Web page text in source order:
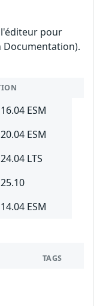
pour
ESM
ESM
LTS
ESM
TAGS